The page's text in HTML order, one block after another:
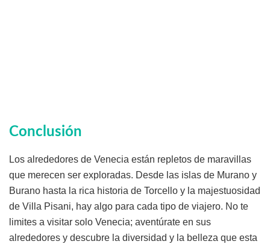
Conclusión
Los alrededores de Venecia están repletos de maravillas
que merecen ser exploradas. Desde las islas de Murano y
Burano hasta la rica historia de Torcello y la majestuosidad
de Villa Pisani, hay algo para cada tipo de viajero. No te
limites a visitar solo Venecia; aventúrate en sus
alrededores y descubre la diversidad y la belleza que esta